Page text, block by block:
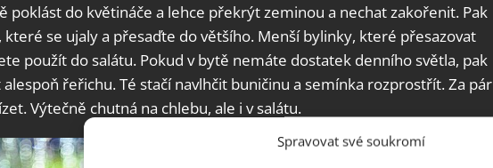
Spravovat své soukromí
poklást do květináče a lehce překrýt zeminou a nechat zakořenit. Pak
se ujaly a přesaďte do většího. Menší bylinky, které přesazovat
použít do salátu. Pokud v bytě nemáte dostatek denního světla, pak
řeřichu. Té stačí navlhčit buničinu a semínka rozprostřít. Za pár
Výtečně chutná na chlebu, ale i v salátu.